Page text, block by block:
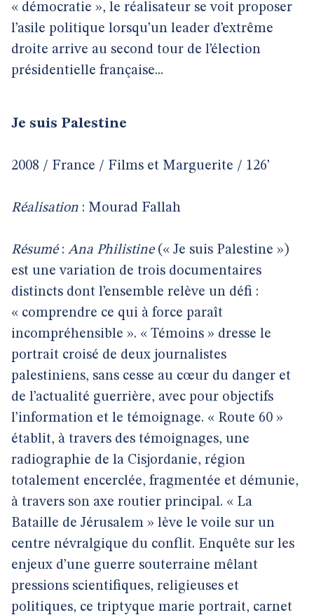
« démocratie », le réalisateur se voit proposer
l’asile politique lorsqu’un leader d’extrême
droite arrive au second tour de l’élection
présidentielle française...
Je suis Palestine
2008 / France / Films et Marguerite / 126’
Réalisation : Mourad Fallah
Résumé: Ana Philistine(« Je suis Palestine »)
est une variation de trois documentaires
distincts dont l’ensemble relève un défi :
« comprendre ce qui à force paraît
incompréhensible ». « Témoins » dresse le
portrait croisé de deux journalistes
palestiniens, sans cesse au cœur du danger et
de l’actualité guerrière, avec pour objectifs
l’information et le témoignage. « Route 60 »
établit, à travers des témoignages, une
radiographie de la Cisjordanie, région
totalement encerclée, fragmentée et démunie,
à travers son axe routier principal. « La
Bataille de Jérusalem » lève le voile sur un
centre névralgique du conflit. Enquête sur les
enjeux d’une guerre souterraine mêlant
pressions scientifiques, religieuses et
politiques, ce triptyque marie portrait, carnet